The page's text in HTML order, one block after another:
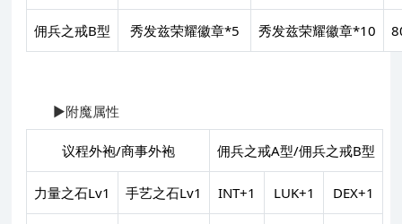
佣兵之戒B型 秀发兹荣耀徽章*5 秀发兹荣耀徽章*10
▶附魔属性
议程外袍/商事外袍 佣兵之戒A型/佣兵之戒B型
力量之石Lv1 手艺之石Lv1 INT+1 LUK+1 DEX+1